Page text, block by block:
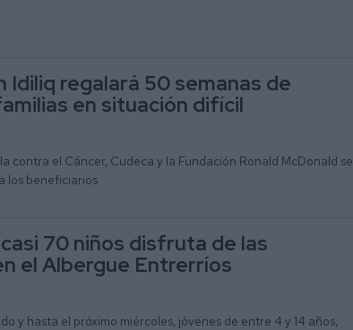
Idiliq regalará 50 semanas de
en situación difícil
contra el Cáncer, Cudeca y la Fundación Ronald McDonald se
los beneficiarios
70 niños disfruta de las
el Albergue Entrerríos
y hasta el próximo miércoles, jóvenes de entre 4 y 14 años,